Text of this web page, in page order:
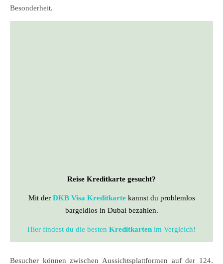
Besonderheit.
Reise Kreditkarte gesucht?
Mit der DKB Visa Kreditkartekannst du problemlos
bargeldlos in Dubai bezahlen.
Hier findest du die besten Kreditkarten im Vergleich!
Besucher können zwischen Aussichtsplattformen auf der 124.